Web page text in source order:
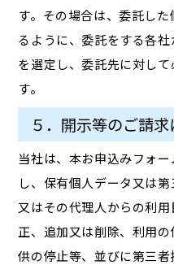
す。その場合は、委託し
るように、委託をする各
を選定し、委託先に対し
す。
５．開示等のご請
当社は、本お申込みフォ
し、保有個人データ又は
又はその代理人からの利
正、追加又は削除、利用
供の停止等、並びに第三